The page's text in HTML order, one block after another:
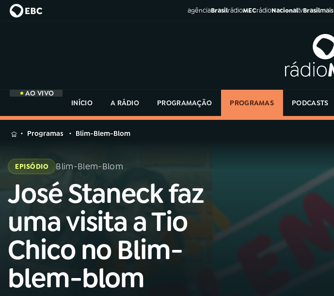
agênciaBrasilrádioMECrádioNacionaltvBrasilmais
AO VIVO
INÍCIO
A RÁDIO PROGRAMAÇÃO PROGRAMAS PODCASTS
MENU
Buscar
na
Rádio
MEC
AO VIVO
01INÍCIO
02A RÁDIO
na
Rádio
Programas Blim-Blem-Blom
EPISÓDIO Blim-Blem-Blom
José Staneck faz
uma visita a Tio
Chico no Blim-
blem-blom